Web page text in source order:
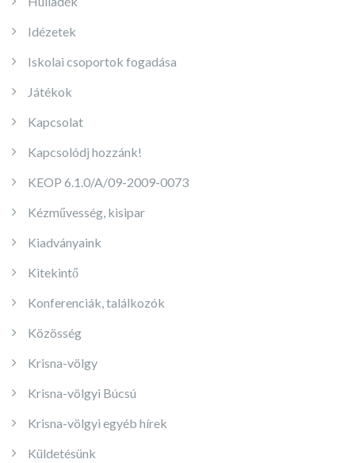
Idézetek
Iskolai csoportok fogadása
Játékok
Kapcsolat
Kapcsolódj hozzánk!
KEOP 6.1.0/A/09-2009-0073
Kézművesség, kisipar
Kiadványaink
Kitekintő
Konferenciák, találkozók
Közösség
Krisna-völgy
Krisna-völgyi Búcsú
Krisna-völgyi egyéb hírek
Küldetésünk